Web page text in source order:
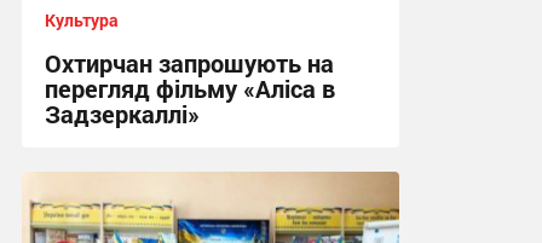
Культура
Охтирчан запрошують на
перегляд фільму «Аліса в
Задзеркаллі»
13:56, 17.07.2026